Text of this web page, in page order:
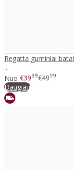
Regatta guminiai batai
..
Nuo €3999€4999
Daugiau